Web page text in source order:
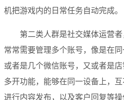
机把游戏内的日常任务自动完成。
第二类人群是社交媒体运营
常常需要管理多个账号，像是在同
或者是几个微信账号，又或者是
多开功能，能够在同一设备上，
进行内容发布，以及客户回复等